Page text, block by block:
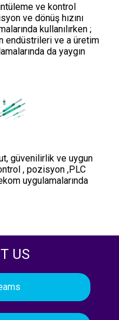
ve kontrol
ve dönüş hızını
kullanılırken ;
endüstrileri ve a üretim
da yaygın
güvenilirlik ve uygun
, pozisyon ,PLC
uygulamalarında
US